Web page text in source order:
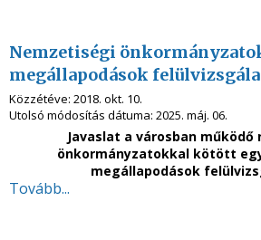
Nemzetiségi
megállapodások
Közzétéve: 2018. okt. 10.
Utolsó módosítás dátuma: 2025. máj. 06.
Javaslat a városban
önkormányzatokkal kötött
megállapodások
Tovább...